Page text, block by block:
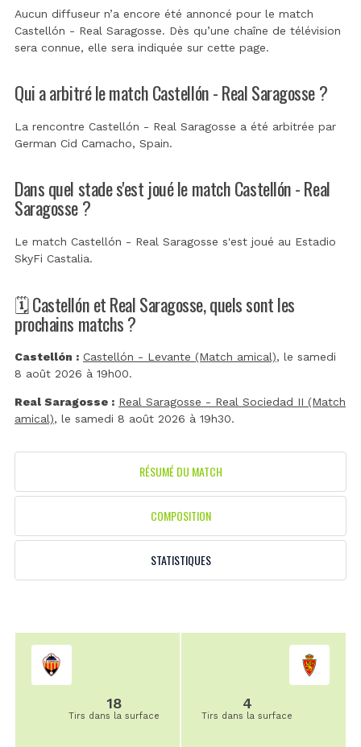
Aucun diffuseur n’a encore été annoncé pour le match
Castellón - Real Saragosse. Dès qu’une chaîne de télévision
sera connue, elle sera indiquée sur cette page.
Qui a arbitré le match Castellón - Real Saragosse ?
La rencontre Castellón - Real Saragosse a été arbitrée par
German Cid Camacho, Spain.
Dans quel stade s'est joué le match Castellón - Real
Saragosse ?
Le match Castellón - Real Saragosse s'est joué au Estadio
SkyFi Castalia.
🗓️ Castellón et Real Saragosse, quels sont les
prochains matchs ?
Castellón : Castellón - Levante (Match amical), le samedi
8 août 2026 à 19h00.
Real Saragosse : Real Saragosse - Real Sociedad II (Match
amical), le samedi 8 août 2026 à 19h30.
RÉSUMÉ DU MATCH
COMPOSITION
STATISTIQUES
18
Tirs dans la surface
4
Tirs dans la surface